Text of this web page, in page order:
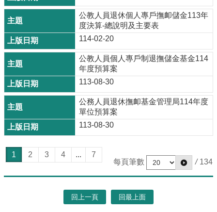
公教人員退休個人專戶撫卹儲金113年
度決算-總說明及主要表
114-02-20
公教人員個人專戶制退撫儲金基金114
年度預算案
113-08-30
公務人員退休撫卹基金管理局114年度
單位預算案
113-08-30
1 2 3 4 ...
7
每頁筆數
/ 134
回上一頁 回最上面